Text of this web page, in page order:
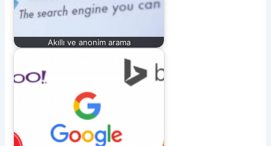
Akıllı ve anonim arama